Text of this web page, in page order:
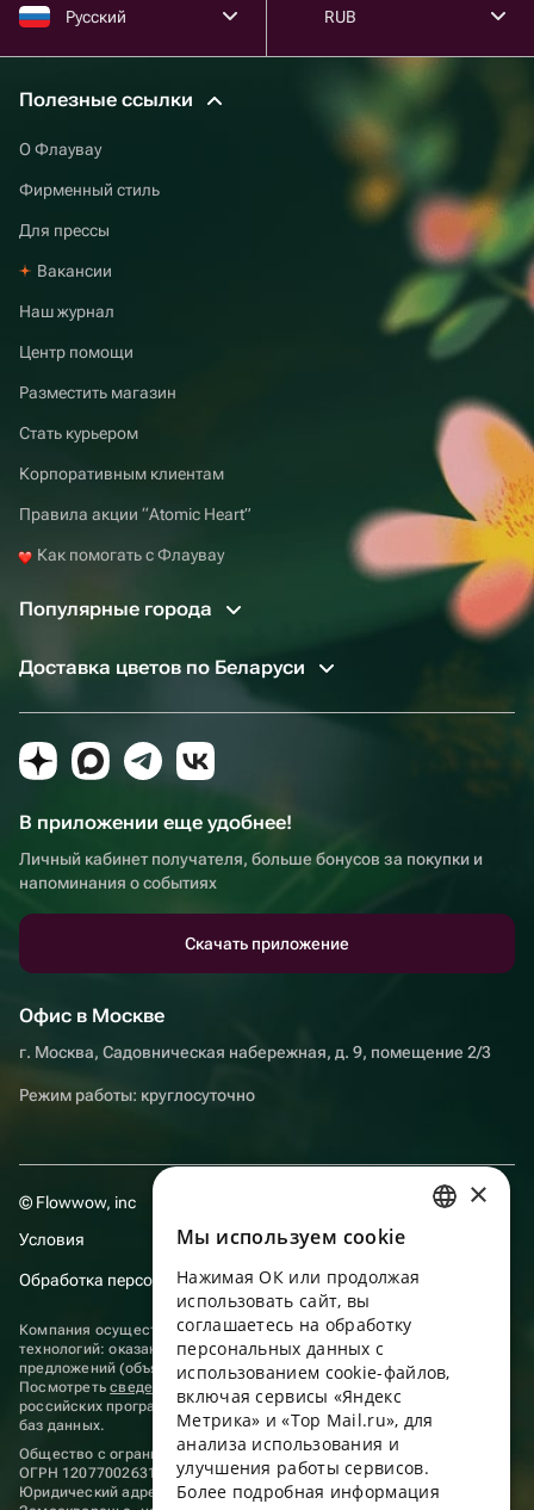
Русский RUB
Полезные ссылки
О Флаувау
Фирменный стиль
Для прессы
Вакансии
Наш журнал
Центр помощи
Разместить магазин
Стать курьером
Корпоративным клиентам
Правила акции “Atomic Heart”
Как помогать с Флаувау
Популярные города
Доставка цветов по Беларуси
В приложении еще удобнее!
Личный кабинет получателя, больше бонусов за покупки и
напоминания о событиях
Скачать приложение
Офис в Москве
г. Москва, Садовническая набережная, д. 9, помещение 2/3
Режим работы: круглосуточно
© Flowwow, inc
Условия
Обработка персональных данных
Компания осуществляет деятельность в области информационных
технологий: оказание услуг в сети “Интернет” по размещению
предложений (объявлений) продавцов о реализации товаров.
Посмотретьсведения о программах
, включенных в реестр
российских программ для электронных вычислительных машин и
баз данных.
Общество с ограниченной ответственностью «ФЛАУВАУ»
ОГРН 1207700263198, ИНН 9702020445
Юридический адрес: г. Москва, вн.тер. г. Муниципальный округ
ENGLISH
UKRAINIAN
PORTUGUESE
×
Мы используем сookie
Нажимая ОК или продолжая
использовать сайт, вы
соглашаетесь на обработку
персональных данных с
использованием cookie-файлов,
включая сервисы «Яндекс
Метрика» и «Top Mail.ru», для
анализа использования и
улучшения работы сервисов.
Более подробная информация